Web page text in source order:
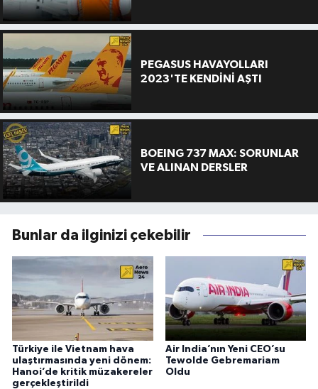
PEGASUS HAVAYOLLARI
2023'TE KENDİNİ AŞTI
BOEING 737 MAX: SORUNLAR
VE ALINAN DERSLER
Bunlar da ilginizi çekebilir
Türkiye ile Vietnam hava
ulaştırmasında yeni dönem:
Hanoi’de kritik müzakereler
gerçekleştirildi
Air India’nın Yeni CEO’su
Tewolde Gebremariam
Oldu